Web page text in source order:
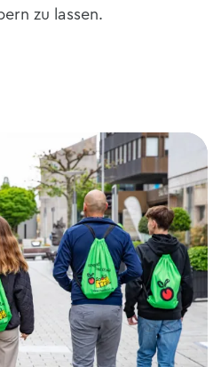
zu lassen.